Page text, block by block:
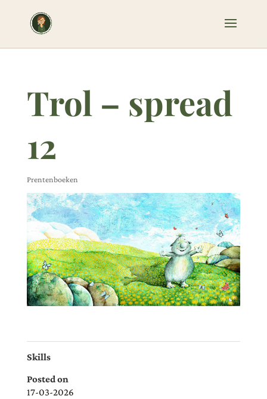
Trol – spread
12
Prentenboeken
Skills
Posted on
17-03-2026